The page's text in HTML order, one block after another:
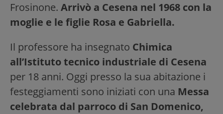
Frosinone. Arrivò a Cesena nel 1968 con la
moglie e le figlie Rosa e Gabriella.
Il professore ha insegnato Chimica
all’Istituto tecnico industriale di Cesena
per 18 anni. Oggi presso la sua abitazione i
festeggiamenti sono iniziati con una Messa
celebrata dal parroco di San Domenico,